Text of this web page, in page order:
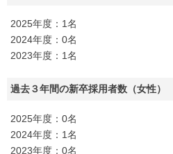
2025年度：1名
2024年度：0名
2023年度：1名
過去３年間の新卒採用者数（女性）
2025年度：0名
2024年度：1名
2023年度：0名